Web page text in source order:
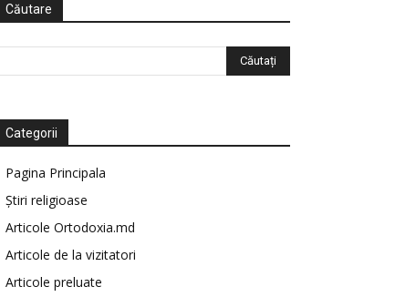
Căutare
Categorii
Pagina Principala
Știri religioase
Articole Ortodoxia.md
Articole de la vizitatori
Articole preluate